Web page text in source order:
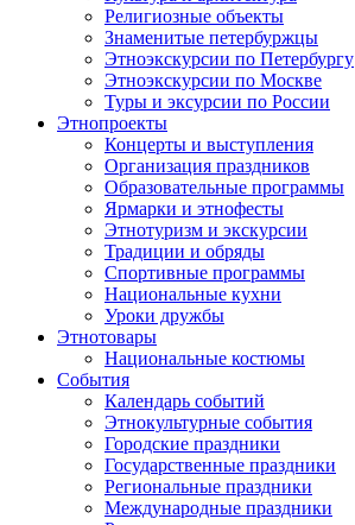
Религиозные объекты
Знаменитые петербуржцы
Этноэкскурсии по Петербургу
Этноэкскурсии по Москве
Туры и эксурсии по России
Этнопроекты
Концерты и выступления
Организация праздников
Образовательные программы
Ярмарки и этнофесты
Этнотуризм и экскурсии
Традиции и обряды
Спортивные программы
Национальные кухни
Уроки дружбы
Этнотовары
Национальные костюмы
События
Календарь событий
Этнокультурные события
Городские праздники
Государственные праздники
Региональные праздники
Международные праздники